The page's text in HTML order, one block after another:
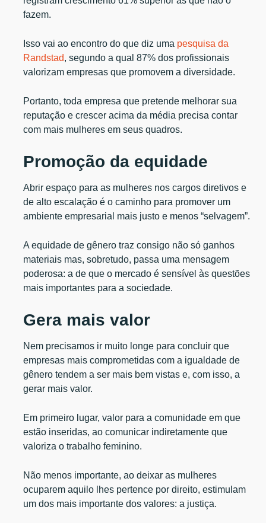
fazem.
Isso vai ao encontro do que diz uma pesquisa da
Randstad, segundo a qual 87% dos profissionais
valorizam empresas que promovem a diversidade.
Portanto, toda empresa que pretende melhorar sua
reputação e crescer acima da média precisa contar
com mais mulheres em seus quadros.
Promoção da equidade
Abrir espaço para as mulheres nos cargos diretivos e
de alto escalação é o caminho para promover um
ambiente empresarial mais justo e menos “selvagem”.
A equidade de gênero traz consigo não só ganhos
materiais mas, sobretudo, passa uma mensagem
poderosa: a de que o mercado é sensível às questões
mais importantes para a sociedade.
Gera mais valor
Nem precisamos ir muito longe para concluir que
empresas mais comprometidas com a igualdade de
gênero tendem a ser mais bem vistas e, com isso, a
gerar mais valor.
Em primeiro lugar, valor para a comunidade em que
estão inseridas, ao comunicar indiretamente que
valoriza o trabalho feminino.
Não menos importante, ao deixar as mulheres
ocuparem aquilo lhes pertence por direito, estimulam
um dos mais importante dos valores: a justiça.